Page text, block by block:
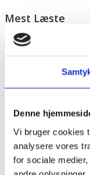
Denne
Vi bruger cookies
analysere vores
for sociale
Mest Læste